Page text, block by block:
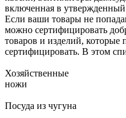
включенная в утвержденный
Если ваши товары не
можно сертифицировать
товаров и изделий, которые
сертифицировать. В этом
Хозяйственные
ножи
Посуда из чугуна